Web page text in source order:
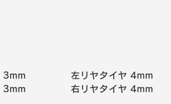
3mm 左リヤタイヤ4mm
3mm 右リヤタイヤ4mm